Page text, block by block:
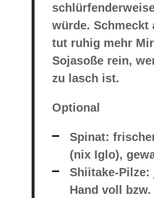
würde. Schmeckt
tut ruhig mehr
Sojasoße rein,
zu lasch ist.
Optional
Spinat:
(nix Iglo),
Shiitake-Pilze:
Hand voll